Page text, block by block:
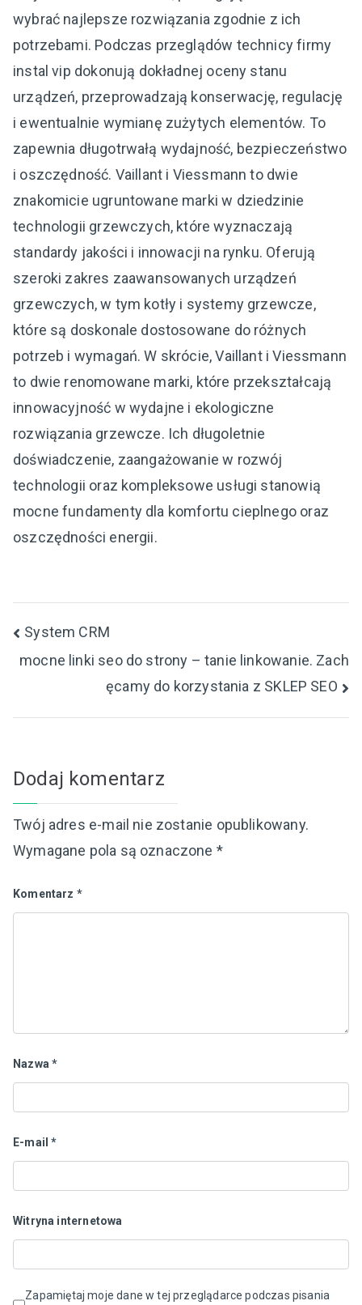
wybrać najlepsze rozwiązania zgodnie z ich
potrzebami. Podczas przeglądów technicy firmy
instal vip dokonują dokładnej oceny stanu
urządzeń, przeprowadzają konserwację, regulację
i ewentualnie wymianę zużytych elementów. To
zapewnia długotrwałą wydajność, bezpieczeństwo
i oszczędność. Vaillant i Viessmann to dwie
znakomicie ugruntowane marki w dziedzinie
technologii grzewczych, które wyznaczają
standardy jakości i innowacji na rynku. Oferują
szeroki zakres zaawansowanych urządzeń
grzewczych, w tym kotły i systemy grzewcze,
które są doskonale dostosowane do różnych
potrzeb i wymagań. W skrócie, Vaillant i Viessmann
to dwie renomowane marki, które przekształcają
innowacyjność w wydajne i ekologiczne
rozwiązania grzewcze. Ich długoletnie
doświadczenie, zaangażowanie w rozwój
technologii oraz kompleksowe usługi stanowią
mocne fundamenty dla komfortu cieplnego oraz
oszczędności energii.
Nawigacja
wpisu
System CRM
mocne linki seo do strony – tanie linkowanie. Zach
ęcamy do korzystania z SKLEP SEO
Dodaj komentarz
Twój adres e-mail nie zostanie opublikowany.
Wymagane pola są oznaczone *
Komentarz *
Nazwa*
E-mail*
Witryna internetowa
Zapamiętaj moje dane w tej przeglądarce podczas pisania